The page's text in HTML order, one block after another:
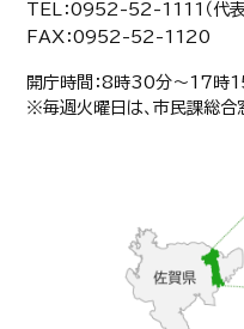
TEL：0952-52-1111（代表
FAX：0952-52-1120
開庁時間：8時30分〜17時15
※毎週火曜日は、市民課総合